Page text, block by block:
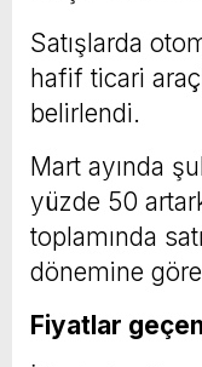
Satışlarda
hafif ticari
belirlendi.
Mart ayında
yüzde 50
toplamında
dönemine
Fiyatlar